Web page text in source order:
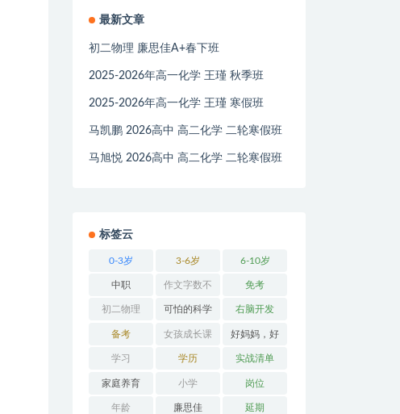
最新文章
初二物理 廉思佳A+春下班
2025-2026年高一化学 王瑾 秋季班
2025-2026年高一化学 王瑾 寒假班
马凯鹏 2026高中 高二化学 二轮寒假班
马旭悦 2026高中 高二化学 二轮寒假班
标签云
0-3岁 3-6岁 6-10岁
中职 作文字数不
够
免考
初二物理 可怕的科学 右脑开发
备考 女孩成长课
堂
好妈妈，好
办法
学习 学历 实战清单
家庭养育 小学 岗位
年龄 廉思佳 延期